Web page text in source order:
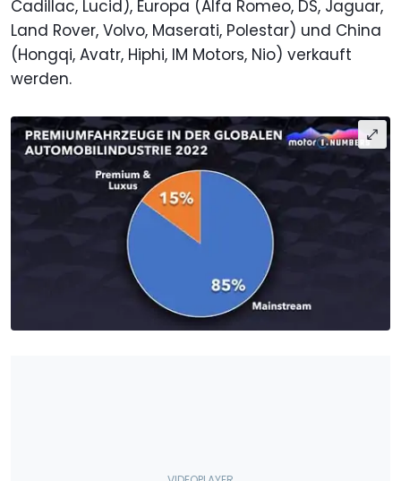
Cadillac, Lucid), Europa (Alfa Romeo, DS, Jaguar,
Land Rover, Volvo, Maserati, Polestar) und China
(Hongqi, Avatr, Hiphi, IM Motors, Nio) verkauft
werden.